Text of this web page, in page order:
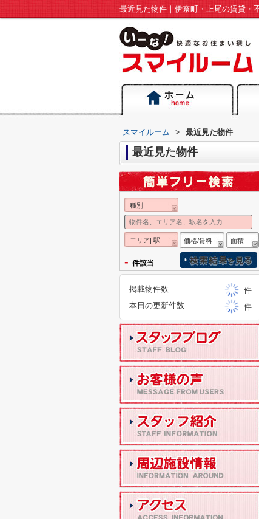
最近見た物件｜伊奈町・上尾の賃貸・
スマイルーム > 最近見た物件
最近見た物件
種別
エリア| 駅 価格/賃料 面積
- 件該当
掲載物件数
件
本日の更新件数
件